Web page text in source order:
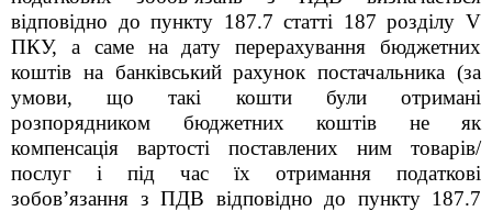
відповідно до пункту 187.7 статті 187 розділу V
ПКУ, а саме на дату перерахування бюджетних
коштів на банківський рахунок постачальника (за
умови, що такі кошти були отримані
розпорядником бюджетних коштів не як
компенсація вартості поставлених ним товарів/
послуг і під час їх отримання податкові
зобов’язання з ПДВ відповідно до пункту 187.7